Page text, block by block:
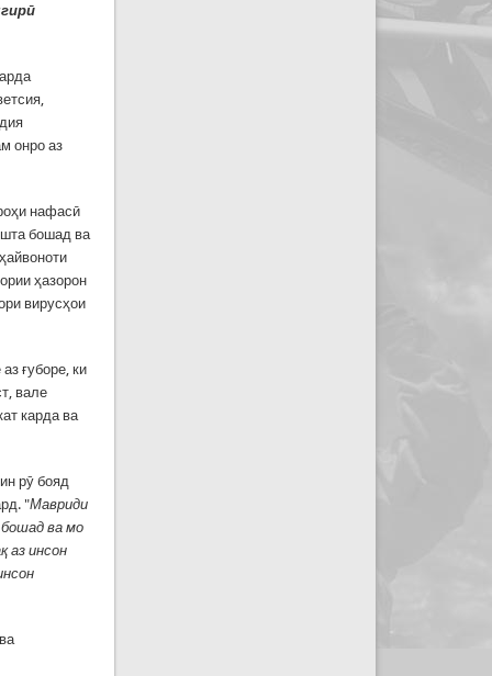
онро аз
нафасӣ
бошад ва
ҳазорон
вирусҳои
ғуборе, ки
вале
карда ва
рӯ бояд
"Мавриди
ва мо
аз инсон